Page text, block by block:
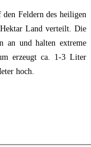
Feldern des heiligen
Land verteilt. Die
an und halten extreme
erzeugt ca. 1-3 Liter
hoch.